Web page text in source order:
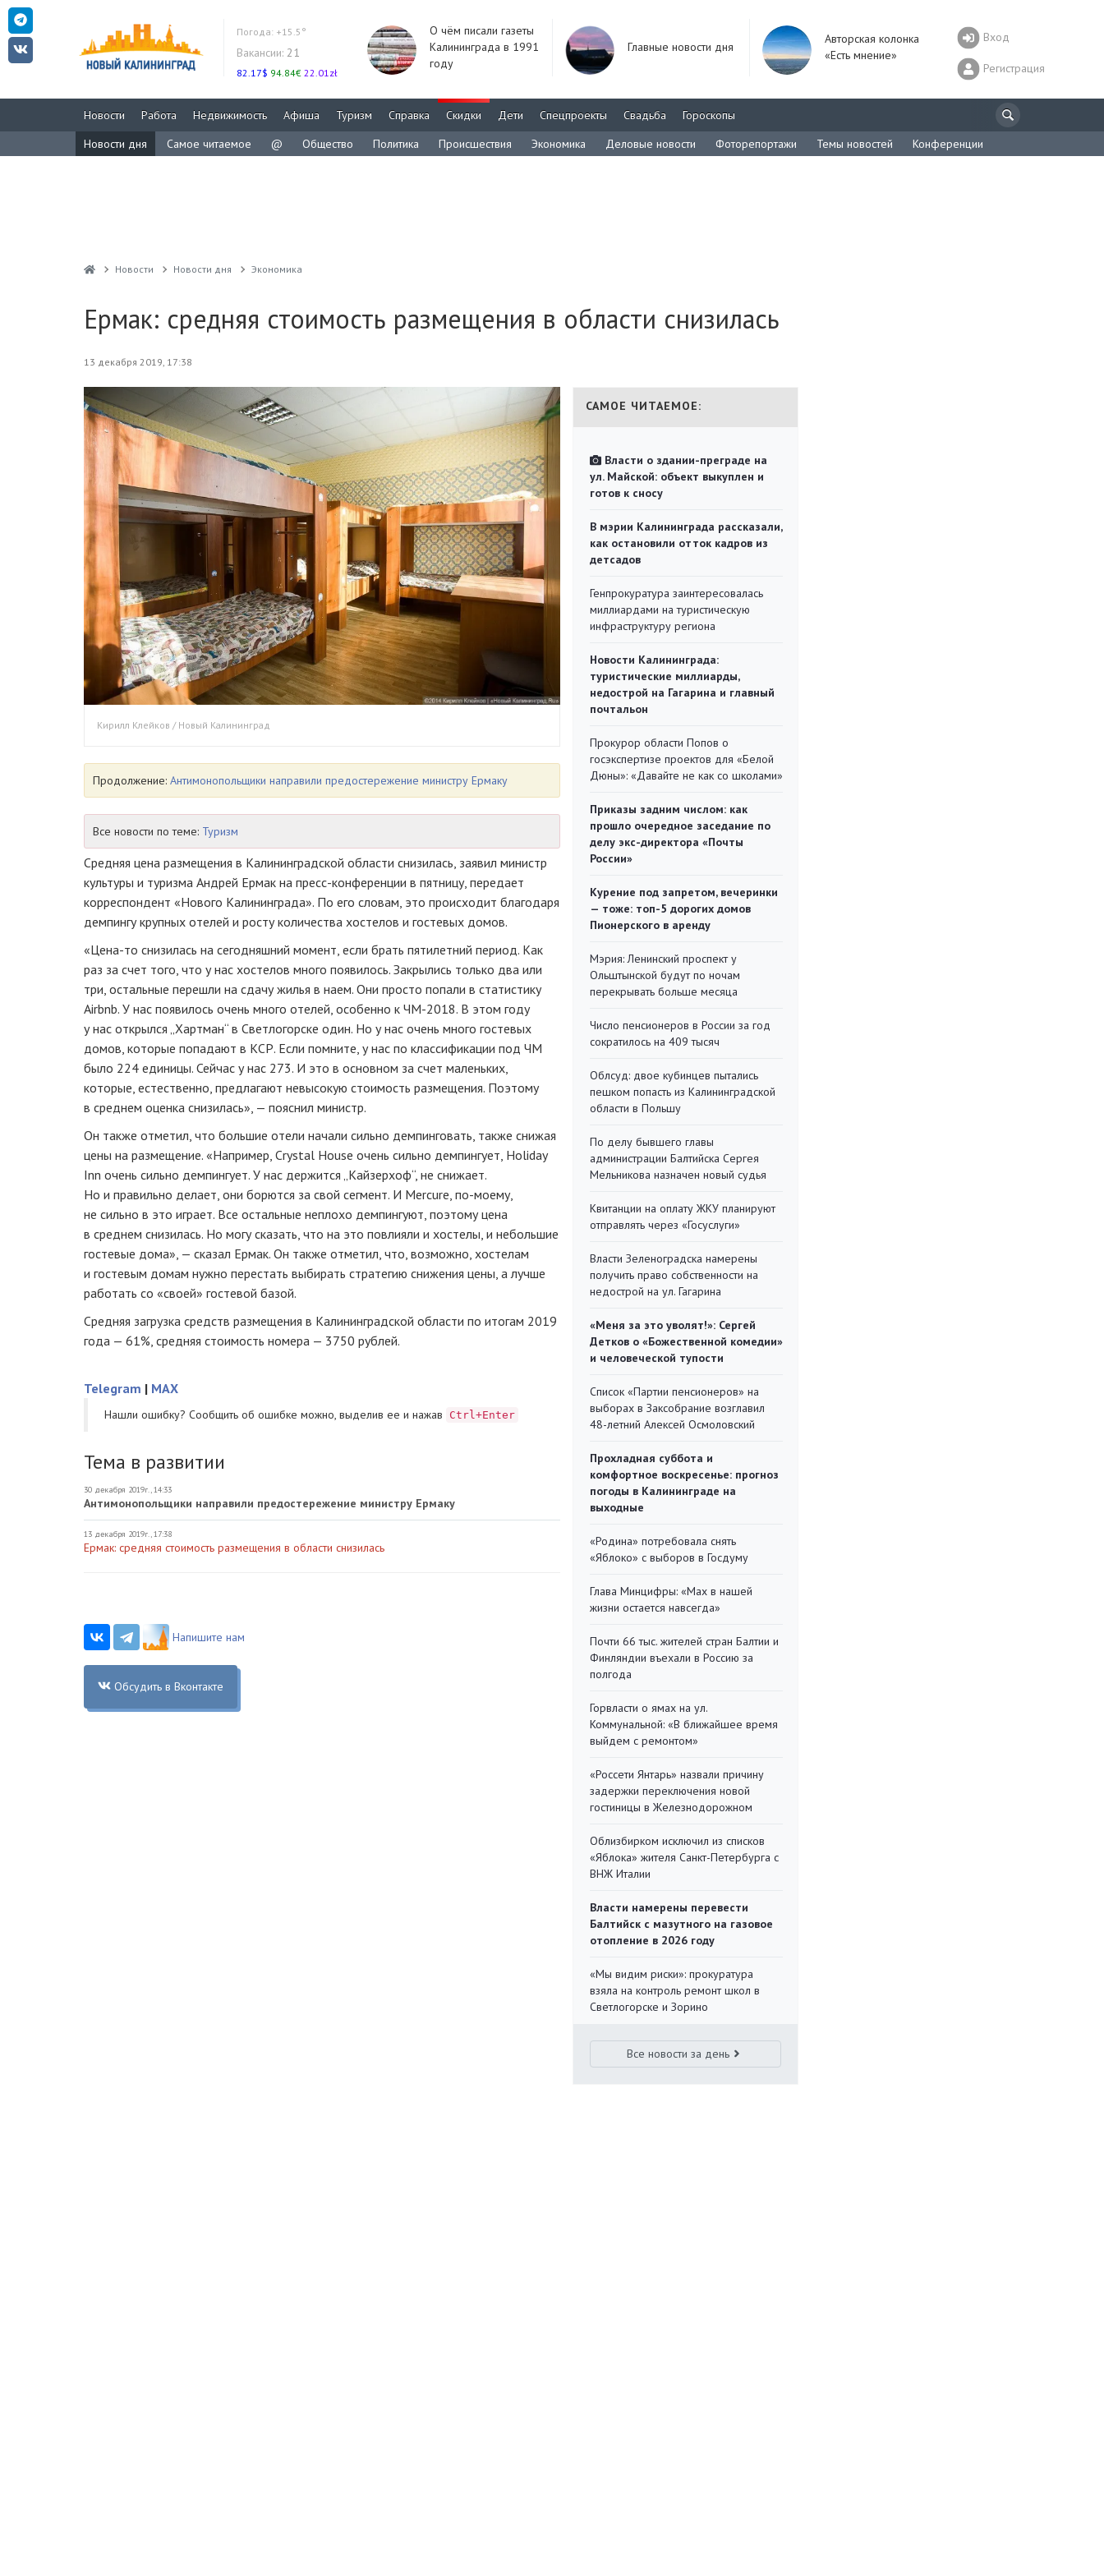
Погода: +15.5°
Вакансии: 21
82.17$ 94.84€ 22.01zł
О чём писали газеты
Калининграда в 1991
году
Главные новости дня
Авторская колонка
«Есть мнение»
Вход
Регистрация
Новости Работа Недвижимость Афиша Туризм Справка Скидки Дети Спецпроекты Свадьба
Гороскопы
Новости дня
Самое читаемое @ Общество Политика Происшествия Экономика Деловые новости Фоторепортажи Темы новостей Конференции
Новости Новости дня Экономика
Ермак: средняя стоимость размещения в области снизилась
13 декабря 2019, 17:38
Кирилл Клейков / Новый Калининград
Продолжение: Антимонопольщики направили предостережение министру Ермаку
Все новости по теме: Туризм
Средняя цена размещения в Калининградской области снизилась, заявил министр
культуры и туризма Андрей Ермак на пресс-конференции в пятницу, передает
корреспондент «Нового Калининграда». По его словам, это происходит благодаря
демпингу крупных отелей и росту количества хостелов и гостевых домов.
«Цена-то снизилась на сегодняшний момент, если брать пятилетний период. Как
раз за счет того, что у нас хостелов много появилось. Закрылись только два или
три, остальные перешли на сдачу жилья в наем. Они просто попали в статистику
Airbnb. У нас появилось очень много отелей, особенно к ЧМ-2018. В этом году
у нас открылся „Хартман“ в Светлогорске один. Но у нас очень много гостевых
домов, которые попадают в КСР. Если помните, у нас по классификации под ЧМ
было 224 единицы. Сейчас у нас 273. И это в основном за счет маленьких,
которые, естественно, предлагают невысокую стоимость размещения. Поэтому
в среднем оценка снизилась», — пояснил министр.
Он также отметил, что большие отели начали сильно демпинговать, также снижая
цены на размещение. «Например, Crystal House очень сильно демпингует, Holiday
Inn очень сильно демпингует. У нас держится „Кайзерхоф“, не снижает.
Но и правильно делает, они борются за свой сегмент. И Mercure, по-моему,
не сильно в это играет. Все остальные неплохо демпингуют, поэтому цена
в среднем снизилась. Но могу сказать, что на это повлияли и хостелы, и небольшие
гостевые дома», — сказал Ермак. Он также отметил, что, возможно, хостелам
и гостевым домам нужно перестать выбирать стратегию снижения цены, а лучше
работать со «своей» гостевой базой.
Средняя загрузка средств размещения в Калининградской области по итогам 2019
года — 61%, средняя стоимость номера — 3750 рублей.
Telegram | MAX
Нашли ошибку? Cообщить об ошибке можно, выделив ее и нажав Ctrl+Enter
Тема в развитии
30 декабря 2019г., 14:33
Антимонопольщики направили предостережение министру Ермаку
13 декабря 2019г., 17:38
Ермак: средняя стоимость размещения в области снизилась
Напишите нам
Обсудить в Вконтакте
САМОЕ ЧИТАЕМОЕ:
Власти о здании-преграде на
ул. Майской: объект выкуплен и
готов к сносу
В мэрии Калининграда рассказали,
как остановили отток кадров из
детсадов
Генпрокуратура заинтересовалась
миллиардами на туристическую
инфраструктуру региона
Новости Калининграда:
туристические миллиарды,
недострой на Гагарина и главный
почтальон
Прокурор области Попов о
госэкспертизе проектов для «Белой
Дюны»: «Давайте не как со школами»
Приказы задним числом: как
прошло очередное заседание по
делу экс-директора «Почты
России»
Курение под запретом, вечеринки
— тоже: топ-5 дорогих домов
Пионерского в аренду
Мэрия: Ленинский проспект у
Ольштынской будут по ночам
перекрывать больше месяца
Число пенсионеров в России за год
сократилось на 409 тысяч
Облсуд: двое кубинцев пытались
пешком попасть из Калининградской
области в Польшу
По делу бывшего главы
администрации Балтийска Сергея
Мельникова назначен новый судья
Квитанции на оплату ЖКУ планируют
отправлять через «Госуслуги»
Власти Зеленоградска намерены
получить право собственности на
недострой на ул. Гагарина
«Меня за это уволят!»: Сергей
Детков о «Божественной комедии»
и человеческой тупости
Список «Партии пенсионеров» на
выборах в Заксобрание возглавил
48-летний Алексей Осмоловский
Прохладная суббота и
комфортное воскресенье: прогноз
погоды в Калининграде на
выходные
«Родина» потребовала снять
«Яблоко» с выборов в Госдуму
Глава Минцифры: «Мах в нашей
жизни остается навсегда»
Почти 66 тыс. жителей стран Балтии и
Финляндии въехали в Россию за
полгода
Горвласти о ямах на ул.
Коммунальной: «В ближайшее время
выйдем с ремонтом»
«Россети Янтарь» назвали причину
задержки переключения новой
гостиницы в Железнодорожном
Облизбирком исключил из списков
«Яблока» жителя Санкт-Петербурга с
ВНЖ Италии
Власти намерены перевести
Балтийск с мазутного на газовое
отопление в 2026 году
«Мы видим риски»: прокуратура
взяла на контроль ремонт школ в
Светлогорске и Зорино
Все новости за день